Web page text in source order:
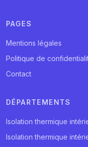
PAGES
Mentions légales
Politique de
Contact
DÉPARTEMENTS
Isolation thermique
Isolation thermique